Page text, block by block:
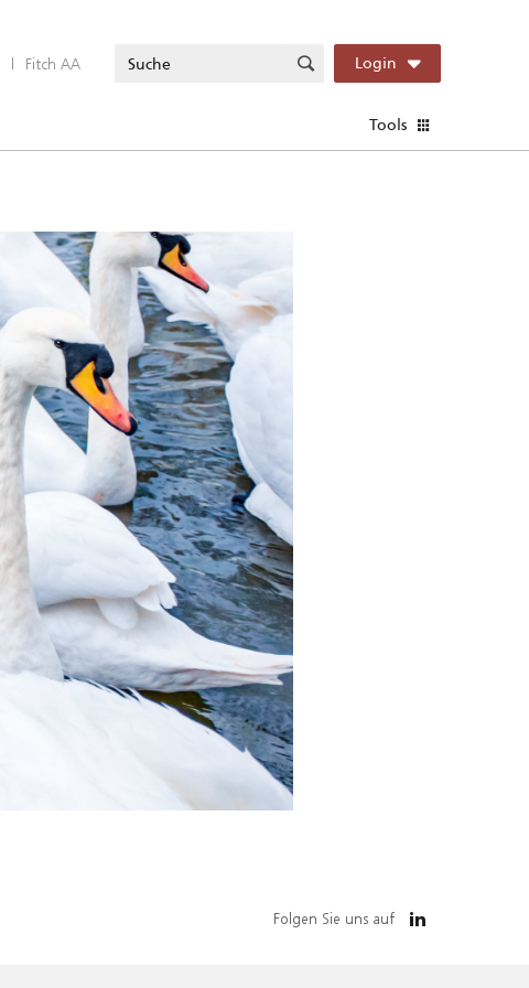
| Fitch AA Login
Tools
Folgen Sie uns auf